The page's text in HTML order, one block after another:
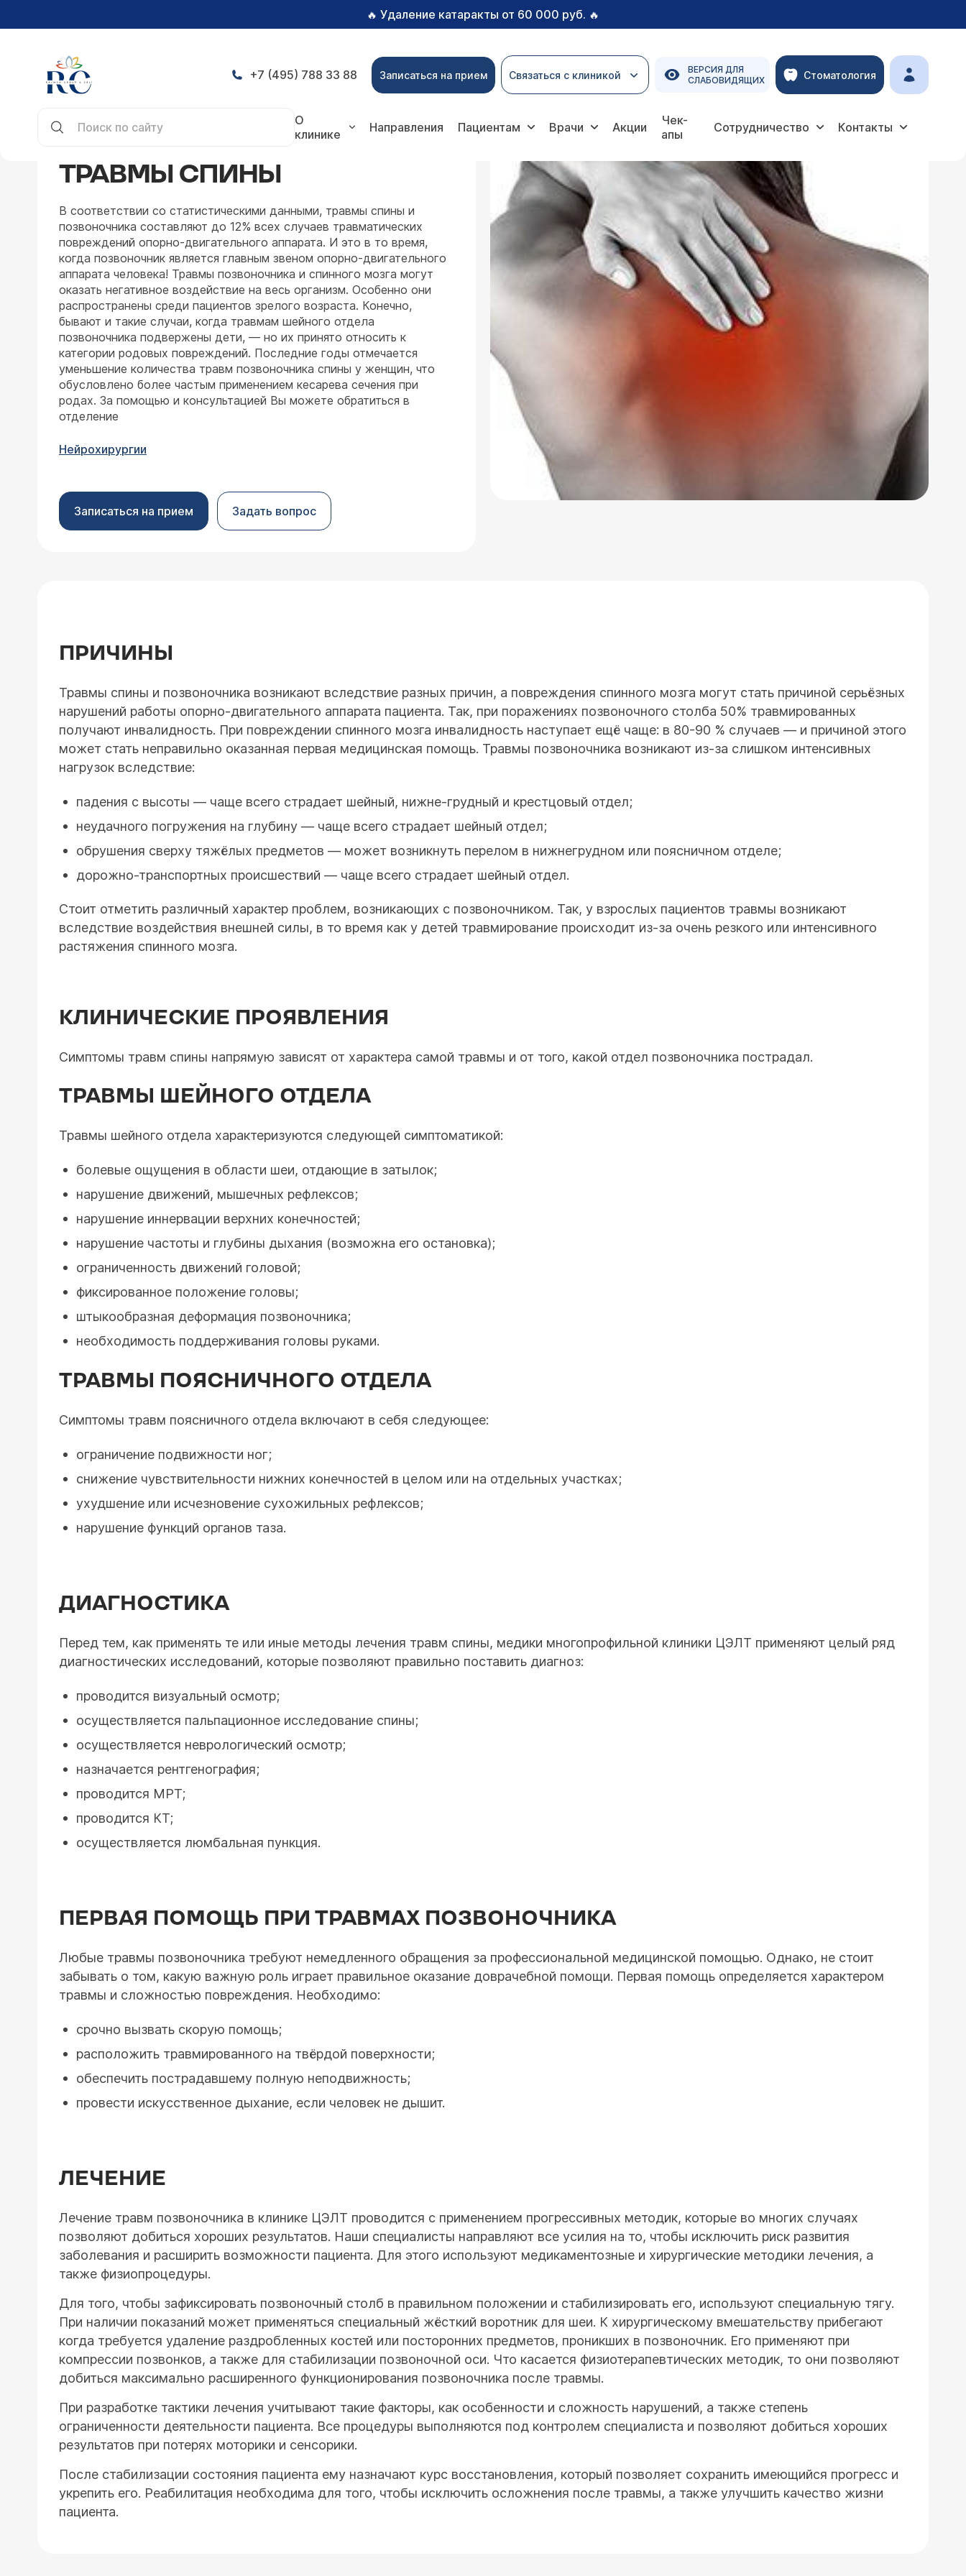
🔥 Удаление катаракты от 60 000 руб. 🔥
+7 (495) 788 33 88 Записаться на прием Связаться с клиникой
ВЕРСИЯ ДЛЯ
СЛАБОВИДЯЩИХ
Стоматология
О
клинике
Направления Пациентам Врачи Акции
Чек-
апы
Сотрудничество Контакты
ТРАВМЫ СПИНЫ
В соответствии со статистическими данными, травмы спины и
позвоночника составляют до 12% всех случаев травматических
повреждений опорно-двигательного аппарата. И это в то время,
когда позвоночник является главным звеном опорно-двигательного
аппарата человека! Травмы позвоночника и спинного мозга могут
оказать негативное воздействие на весь организм. Особенно они
распространены среди пациентов зрелого возраста. Конечно,
бывают и такие случаи, когда травмам шейного отдела
позвоночника подвержены дети, — но их принято относить к
категории родовых повреждений. Последние годы отмечается
уменьшение количества травм позвоночника спины у женщин, что
обусловлено более частым применением кесарева сечения при
родах. За помощью и консультацией Вы можете обратиться в
отделение
Нейрохирургии
Записаться на прием Задать вопрос
ПРИЧИНЫ
Травмы спины и позвоночника возникают вследствие разных причин, а повреждения спинного мозга могут стать причиной серьёзных
нарушений работы опорно-двигательного аппарата пациента. Так, при поражениях позвоночного столба 50% травмированных
получают инвалидность. При повреждении спинного мозга инвалидность наступает ещё чаще: в 80-90 % случаев — и причиной этого
может стать неправильно оказанная первая медицинская помощь. Травмы позвоночника возникают из-за слишком интенсивных
нагрузок вследствие:
падения с высоты — чаще всего страдает шейный, нижне-грудный и крестцовый отдел;
неудачного погружения на глубину — чаще всего страдает шейный отдел;
обрушения сверху тяжёлых предметов — может возникнуть перелом в нижнегрудном или поясничном отделе;
дорожно-транспортных происшествий — чаще всего страдает шейный отдел.
Стоит отметить различный характер проблем, возникающих с позвоночником. Так, у взрослых пациентов травмы возникают
вследствие воздействия внешней силы, в то время как у детей травмирование происходит из-за очень резкого или интенсивного
растяжения спинного мозга.
КЛИНИЧЕСКИЕ ПРОЯВЛЕНИЯ
Симптомы травм спины напрямую зависят от характера самой травмы и от того, какой отдел позвоночника пострадал.
ТРАВМЫ ШЕЙНОГО ОТДЕЛА
Травмы шейного отдела характеризуются следующей симптоматикой:
болевые ощущения в области шеи, отдающие в затылок;
нарушение движений, мышечных рефлексов;
нарушение иннервации верхних конечностей;
нарушение частоты и глубины дыхания (возможна его остановка);
ограниченность движений головой;
фиксированное положение головы;
штыкообразная деформация позвоночника;
необходимость поддерживания головы руками.
ТРАВМЫ ПОЯСНИЧНОГО ОТДЕЛА
Симптомы травм поясничного отдела включают в себя следующее:
ограничение подвижности ног;
снижение чувствительности нижних конечностей в целом или на отдельных участках;
ухудшение или исчезновение сухожильных рефлексов;
нарушение функций органов таза.
ДИАГНОСТИКА
Перед тем, как применять те или иные методы лечения травм спины, медики многопрофильной клиники ЦЭЛТ применяют целый ряд
диагностических исследований, которые позволяют правильно поставить диагноз:
проводится визуальный осмотр;
осуществляется пальпационное исследование спины;
осуществляется неврологический осмотр;
назначается рентгенография;
проводится МРТ;
проводится КТ;
осуществляется люмбальная пункция.
ПЕРВАЯ ПОМОЩЬ ПРИ ТРАВМАХ ПОЗВОНОЧНИКА
Любые травмы позвоночника требуют немедленного обращения за профессиональной медицинской помощью. Однако, не стоит
забывать о том, какую важную роль играет правильное оказание доврачебной помощи. Первая помощь определяется характером
травмы и сложностью повреждения. Необходимо:
срочно вызвать скорую помощь;
расположить травмированного на твёрдой поверхности;
обеспечить пострадавшему полную неподвижность;
провести искусственное дыхание, если человек не дышит.
ЛЕЧЕНИЕ
Лечение травм позвоночника в клинике ЦЭЛТ проводится с применением прогрессивных методик, которые во многих случаях
позволяют добиться хороших результатов. Наши специалисты направляют все усилия на то, чтобы исключить риск развития
заболевания и расширить возможности пациента. Для этого используют медикаментозные и хирургические методики лечения, а
также физиопроцедуры.
Для того, чтобы зафиксировать позвоночный столб в правильном положении и стабилизировать его, используют специальную тягу.
При наличии показаний может применяться специальный жёсткий воротник для шеи. К хирургическому вмешательству прибегают
когда требуется удаление раздробленных костей или посторонних предметов, проникших в позвоночник. Его применяют при
компрессии позвонков, а также для стабилизации позвоночной оси. Что касается физиотерапевтических методик, то они позволяют
добиться максимально расширенного функционирования позвоночника после травмы.
При разработке тактики лечения учитывают такие факторы, как особенности и сложность нарушений, а также степень
ограниченности деятельности пациента. Все процедуры выполняются под контролем специалиста и позволяют добиться хороших
результатов при потерях моторики и сенсорики.
После стабилизации состояния пациента ему назначают курс восстановления, который позволяет сохранить имеющийся прогресс и
укрепить его. Реабилитация необходима для того, чтобы исключить осложнения после травмы, а также улучшить качество жизни
пациента.